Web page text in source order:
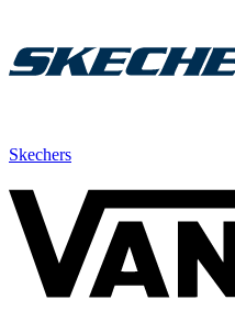
Skechers